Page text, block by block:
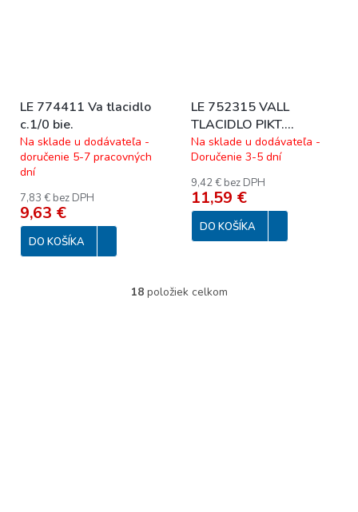
LE 774411 Va tlacidlo
c.1/0 bie.
Na sklade u dodávateľa -
doručenie 5-7 pracovných
dní
7,83 € bez DPH
9,63 €
DO KOŠÍKA
LE 752315 VALL
TLACIDLO PIKT.
ZVONCEK HLINIK
Na sklade u dodávateľa -
Doručenie 3-5 dní
9,42 € bez DPH
11,59 €
DO KOŠÍKA
O
18položiek celkom